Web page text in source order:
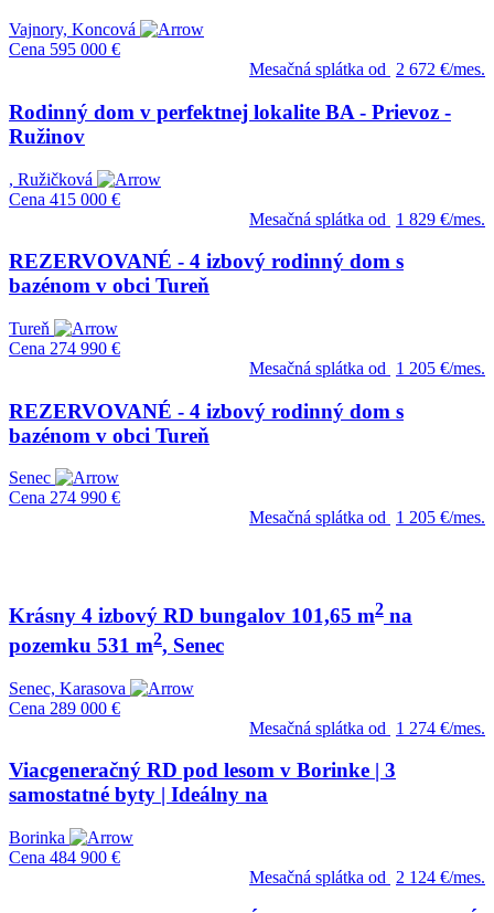
Vajnory, Koncová
Cena 595 000 €
Mesačná splátka od
2 672 €/mes.
Rodinný dom v perfektnej lokalite BA - Prievoz -
Ružinov
, Ružičková
Cena 415 000 €
Mesačná splátka od
1 829 €/mes.
REZERVOVANÉ - 4 izbový rodinný dom s
bazénom v obci Tureň
Tureň
Cena 274 990 €
Mesačná splátka od
1 205 €/mes.
REZERVOVANÉ - 4 izbový rodinný dom s
bazénom v obci Tureň
Senec
Cena 274 990 €
Mesačná splátka od
1 205 €/mes.
Krásny 4 izbový RD bungalov 101,65 m2 na
pozemku 531 m2, Senec
Senec, Karasova
Cena 289 000 €
Mesačná splátka od
1 274 €/mes.
Viacgeneračný RD pod lesom v Borinke | 3
samostatné byty | Ideálny na
Borinka
Cena 484 900 €
Mesačná splátka od
2 124 €/mes.